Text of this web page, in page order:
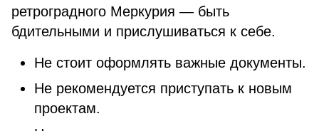
ретроградного Меркурия — быть
бдительными и прислушиваться к себе.
Не стоит оформлять важные документы.
Не рекомендуется приступать к новым
проектам.